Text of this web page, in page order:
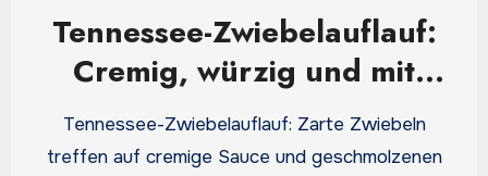
Tennessee-Zwiebelauflauf:
Cremig, würzig und mit
goldbrauner Käsekruste
Tennessee-Zwiebelauflauf: Zarte Zwiebeln
treffen auf cremige Sauce und geschmolzenen